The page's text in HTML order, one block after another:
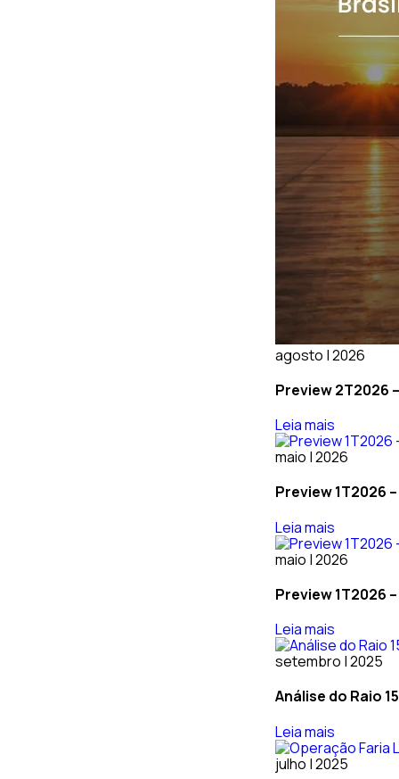
agosto | 2026
Preview 2T2026
Leia mais
maio | 2026
Preview 1T2026
Leia mais
maio | 2026
Preview 1T2026
Leia mais
setembro | 2025
Análise do Raio
Leia mais
julho | 2025